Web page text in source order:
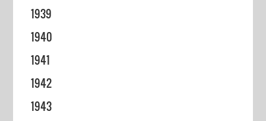
1939
1940
1941
1942
1943